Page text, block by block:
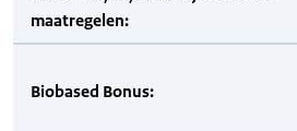
maatregelen:
Biobased Bonus: